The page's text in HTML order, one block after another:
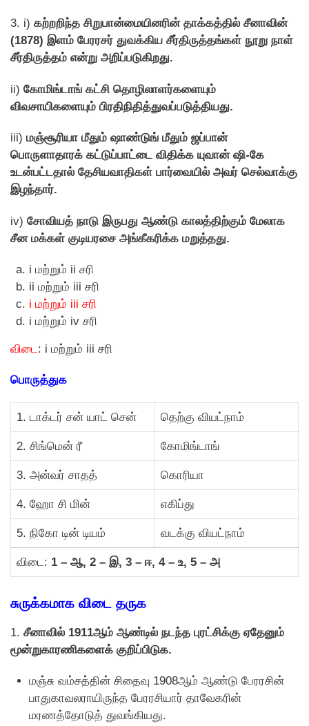
3. i) கற்றறிந்த சிறுபான்மையினரின் தாக்கத்தில் சீனாவின்
(1878) இளம் பேரரசர் துவக்கிய சீர்திருத்தங்கள் நூறு நாள்
சீர்திருத்தம் என்று அறிப்படுகிறது.
ii) கோமிங்டாங் கட்சி தொழிலாளர்களையும்
விவசாயிகளையும் பிரதிநிதித்துவப்படுத்தியது.
iii) மஞ்சூரியா மீதும் ஷாண்டுங் மீதும் ஜப்பான்
பொருளாதாரக் கட்டுப்பாட்டை விதிக்க யுவான் ஷி-கே
உடன்பட்டதால் தேசியவாதிகள் பார்வையில் அவர் செல்வாக்கு
இழந்தார்.
iv) சோவியத் நாடு இருபது ஆண்டு காலத்திற்கும் மேலாக
சீன மக்கள் குடியரசை அங்கீகரிக்க மறுத்தது.
i மற்றும் ii சரி
ii மற்றும் iii சரி
i மற்றும் iii சரி
i மற்றும் iv சரி
விடை: i மற்றும் iii சரி
பொருத்துக
1. டாக்டர் சன் யாட் சென் தெற்கு வியட்நாம்
2. சிங்மென் ரீ கோமிங்டாங்
3. அன்வர் சாதத் கொரியா
4. ஹோ சி மின் எகிப்து
5. நிகோ டின் டியம் வடக்கு வியட்நாம்
விடை: 1 – ஆ, 2 – இ, 3 – ஈ, 4 – உ, 5 – அ
சுருக்கமாக விடை தருக
1. சீனாவில் 1911ஆம் ஆண்டில் நடந்த புரட்சிக்கு ஏதேனும்
மூன்றுகாரணிகளைக் குறிப்பிடுக.
மஞ்சு வம்சத்தின் சிதைவு 1908ஆம் ஆண்டு பேரரசின்
பாதுகாவலராயிருந்த பேரரசியார் தாவேகரின்
மரணத்தோடுத் துவங்கியது.